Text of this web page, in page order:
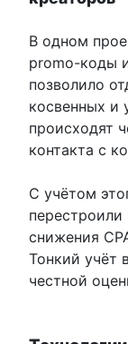
В одном
promo-коды
позволило
косвенных и
происходят
контакта с
С учётом
снижения
Тонкий учёт
честной